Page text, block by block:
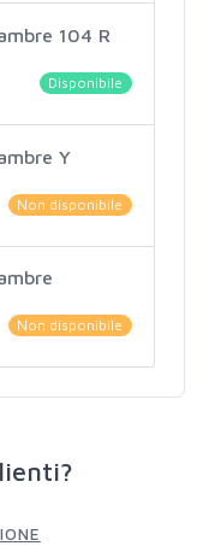
104 R
Disponibile
Y
Non disponibile
Non disponibile